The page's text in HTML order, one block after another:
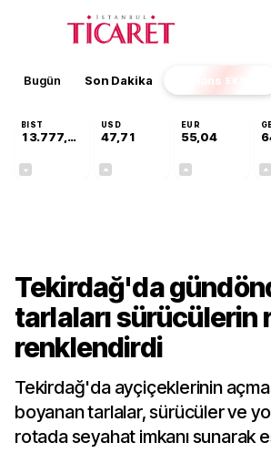
Bugün Son Dakika Finans EKSTRA
BIST
13.777,06
USD
47,71
EUR
55,04
Tekirdağ'da
tarlaları sürücülerin
renklendirdi
Tekirdağ'da ayçiçeklerinin
boyanan tarlalar, sürücüler ve
rotada seyahat imkanı sunarak